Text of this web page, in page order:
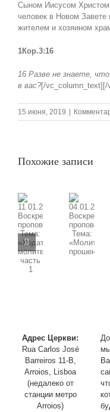
Сыном Иисусом
человек в Новом Завете
жителем и хозяином
1Кор.3:16
16 Разве не знаете,
в вас?[/
15 июня, 2019
Похожие записи
11.01.2026
Воскресная
проповедь,
«Ходатайственная
04.01.2026
Воскресная
проповедь,
Адрес Церкви:
Rua Carlos José
Barreiros 11-B,
Arroios, Lisboa
(недалеко от
станции метро
Arroios)